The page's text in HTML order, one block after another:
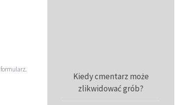
formularz.
Kiedy cmentarz może
zlikwidować grób?